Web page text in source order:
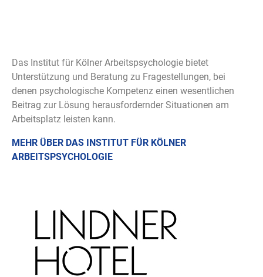
Das Institut für Kölner Arbeitspsychologie bietet
Unterstützung und Beratung zu Fragestellungen, bei
denen psychologische Kompetenz einen wesentlichen
Beitrag zur Lösung herausfordernder Situationen am
Arbeitsplatz leisten kann.
MEHR ÜBER DAS INSTITUT FÜR KÖLNER
ARBEITSPSYCHOLOGIE